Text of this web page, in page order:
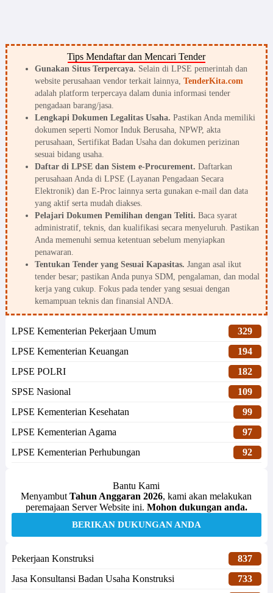
Tips Mendaftar dan Mencari Tender
Gunakan Situs Terpercaya. Selain di LPSE pemerintah dan
website perusahaan vendor terkait lainnya, TenderKita.com
adalah platform terpercaya dalam dunia informasi tender
pengadaan barang/jasa.
Lengkapi Dokumen Legalitas Usaha. Pastikan Anda memiliki
dokumen seperti Nomor Induk Berusaha, NPWP, akta
perusahaan, Sertifikat Badan Usaha dan dokumen perizinan
sesuai bidang usaha.
Daftar di LPSE dan Sistem e-Procurement. Daftarkan
perusahaan Anda di LPSE (Layanan Pengadaan Secara
Elektronik) dan E-Proc lainnya serta gunakan e-mail dan data
yang aktif serta mudah diakses.
Pelajari Dokumen Pemilihan dengan Teliti. Baca syarat
administratif, teknis, dan kualifikasi secara menyeluruh. Pastikan
Anda memenuhi semua ketentuan sebelum menyiapkan
penawaran.
Tentukan Tender yang Sesuai Kapasitas. Jangan asal ikut
tender besar; pastikan Anda punya SDM, pengalaman, dan modal
kerja yang cukup. Fokus pada tender yang sesuai dengan
kemampuan teknis dan finansial ANDA.
LPSE Kementerian Pekerjaan Umum
329
LPSE Kementerian Keuangan
194
LPSE POLRI
182
SPSE Nasional
109
LPSE Kementerian Kesehatan
99
LPSE Kementerian Agama
97
LPSE Kementerian Perhubungan
92
Bantu Kami
MenyambutTahun Anggaran 2026, kami akan melakukan
peremajaan Server Website ini. Mohon dukungan anda.
BERIKAN DUKUNGAN ANDA
Pekerjaan Konstruksi
837
Jasa Konsultansi Badan Usaha Konstruksi
733